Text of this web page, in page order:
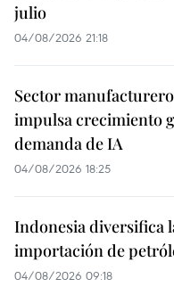
julio
04/08/2026 21:18
Sector
impulsa crecimiento
demanda de IA
04/08/2026 18:25
Indonesia diversifica
importación de
04/08/2026 09:18